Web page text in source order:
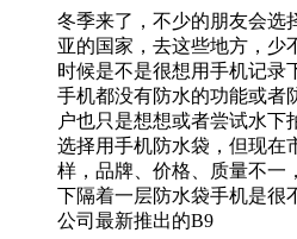
冬季来了，不少的朋友会选
亚的国家，去这些地方，少
时候是不是很想用手机记录
手机都没有防水的功能或者
户也只是想想或者尝试水下
选择用手机防水袋，但现在
样，品牌、价格、质量不一
下隔着一层防水袋手机是很
公司最新推出的B9